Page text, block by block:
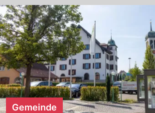
Gemeinde